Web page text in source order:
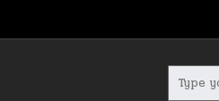
for: